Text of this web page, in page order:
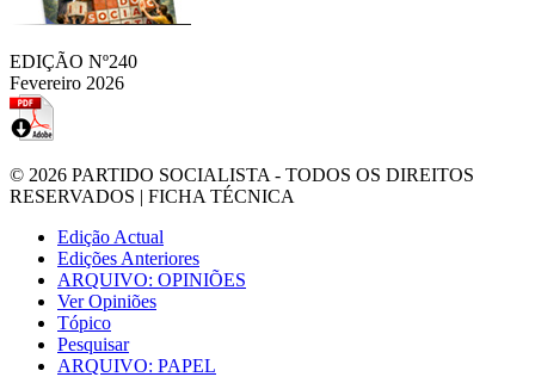
EDIÇÃO Nº240
Fevereiro 2026
© 2026 PARTIDO SOCIALISTA - TODOS OS DIREITOS
RESERVADOS | FICHA TÉCNICA
Edição Actual
Edições Anteriores
ARQUIVO: OPINIÕES
Ver Opiniões
Tópico
Pesquisar
ARQUIVO: PAPEL